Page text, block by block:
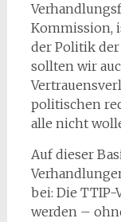
Kommission,
der Politik der
sollten wir
politischen
alle nicht
Auf dieser
bei: Die
werden –